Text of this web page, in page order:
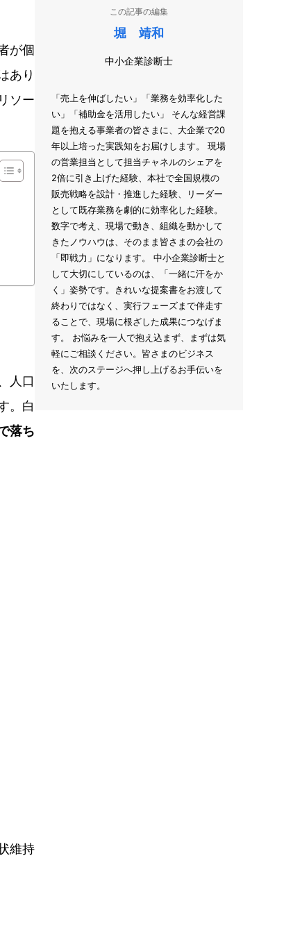
が個
あり
ソー
人口
。白
落ち
維持
この記事の編集
堀 靖和
中小企業診断士
「売上を伸ばしたい」「業務を効率化した
い」「補助金を活用したい」 そんな経営課
題を抱える事業者の皆さまに、大企業で20
年以上培った実践知をお届けします。 現場
の営業担当として担当チャネルのシェアを
2倍に引き上げた経験、本社で全国規模の
販売戦略を設計・推進した経験、リーダー
として既存業務を劇的に効率化した経験。
数字で考え、現場で動き、組織を動かして
きたノウハウは、そのまま皆さまの会社の
「即戦力」になります。 中小企業診断士と
して大切にしているのは、「一緒に汗をか
く」姿勢です。きれいな提案書をお渡して
終わりではなく、実行フェーズまで伴走す
ることで、現場に根ざした成果につなげま
す。 お悩みを一人で抱え込まず、まずは気
軽にご相談ください。皆さまのビジネス
を、次のステージへ押し上げるお手伝いを
いたします。